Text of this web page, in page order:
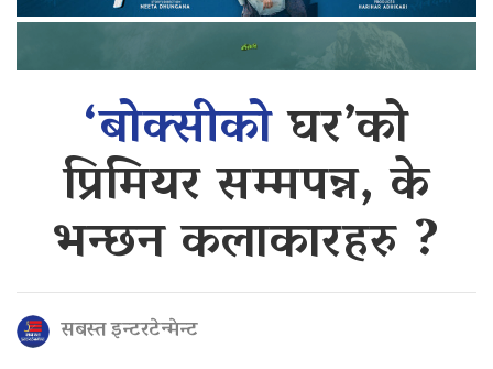
‘बोक्सीकोघर’को
प्रिमियर सम्मपन्न, के
भन्छन कलाकारहरु ?
सबस्त इन्टरटेन्मेन्ट